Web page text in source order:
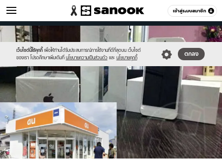
เข้าสู่ระบบสมาชิก
ไอที หมวดอื่นๆ
เว็บไซต์นี้ใช้คุกกี้ เพื่อให้ท่านได้รับประสบการณ์การใช้งานที่ดีที่สุดบน เว็บไซต์
ของเรา โปรดศึกษาเพิ่มเติมที่ นโยบายความเป็นส่วนตัว และ นโยบายคุกกี้
ตกลง
Sanook
//s.isanook.com/sr/0/images/logo-
new-
sanook.png
600
60
//s.isanook.com/hi/0/ud/208/1044423/1.jpg